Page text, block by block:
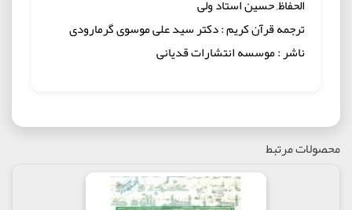
الحفاظ, حسین استاد ولی
ترجمه قرآن کریم : دکتر سید علی موسوی گرمارودی
ناشر : موسسه انتشارات قدیانی
محصولات مرتبط